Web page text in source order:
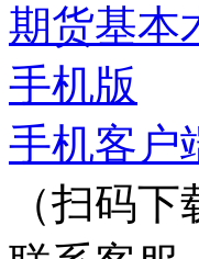
期货基本
手机版
手机客户
（扫码下